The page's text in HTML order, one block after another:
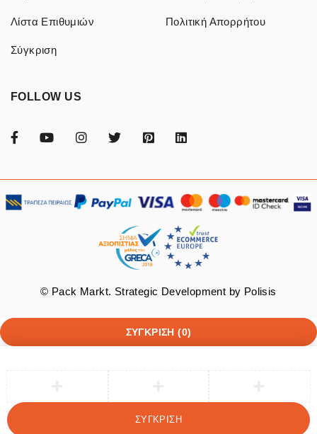
Λίστα Επιθυμιών
Σύγκριση
Πολιτική Απορρήτου
FOLLOW US
© Pack Markt. Strategic Development by Polisis
ΣΎΓΚΡΙΣΗ (0)
ΣΎΓΚΡΙΣΗ